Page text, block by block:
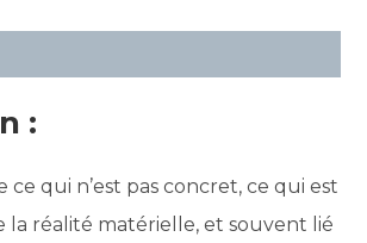
:
ce qui n’est pas concret, ce qui est
la réalité matérielle, et souvent lié